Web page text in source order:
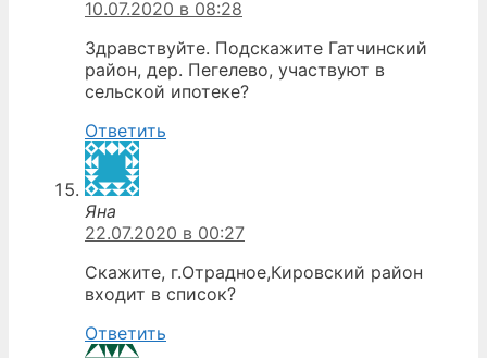
10.07.2020 в 08:28
Здравствуйте. Подскажите Гатчинский
район, дер. Пегелево, участвуют в
сельской ипотеке?
Ответить
Яна
22.07.2020 в 00:27
Скажите, г.Отрадное,Кировский район
входит в список?
Ответить